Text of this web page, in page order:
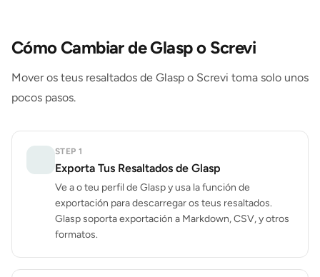
Cómo Cambiar de Glasp o Screvi
Mover os teus resaltados de Glasp o Screvi toma solo unos
pocos pasos.
STEP 1
Exporta Tus Resaltados de Glasp
Ve a o teu perfil de Glasp y usa la función de
exportación para descarregar os teus resaltados.
Glasp soporta exportación a Markdown, CSV, y otros
formatos.